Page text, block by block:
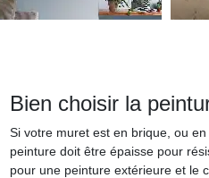
Bien choisir la
Si votre muret est en brique, ou
peinture doit être épaisse pour
pour une peinture extérieure et le